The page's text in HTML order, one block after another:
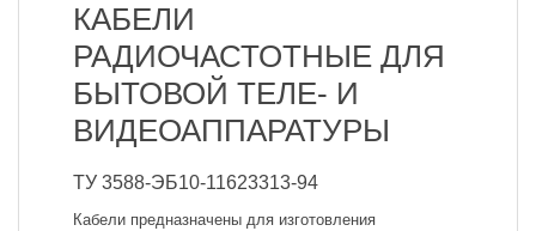
КАБЕЛИ
РАДИОЧАСТОТНЫЕ ДЛЯ
БЫТОВОЙ ТЕЛЕ- И
ВИДЕОАППАРАТУРЫ
ТУ 3588-ЭБ10-11623313-94
Кабели предназначены для изготовления